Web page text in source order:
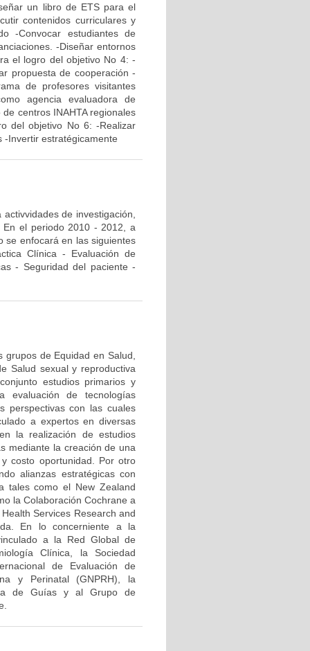
un libro de ETS para el
contenidos curriculares y
-Convocar estudiantes de
-Diseñar entornos
el logro del objetivo No 4: -
propuesta de cooperación -
de profesores visitantes
agencia evaluadora de
centros INAHTA regionales
del objetivo No 6: -Realizar
-Invertir estratégicamente
de investigación,
el periodo 2010 - 2012, a
se enfocará en las siguientes
Clínica - Evaluación de
- Seguridad del paciente -
de Equidad en Salud,
Salud sexual y reproductiva
estudios primarios y
evaluación de tecnologías
perspectivas con las cuales
a expertos en diversas
la realización de estudios
mediante la creación de una
costo oportunidad. Por otro
alianzas estratégicas con
tales como el New Zealand
la Colaboración Cochrane a
Services Research and
En lo concerniente a la
a la Red Global de
Clínica, la Sociedad
de Evaluación de
y Perinatal (GNPRH), la
de Guías y al Grupo de